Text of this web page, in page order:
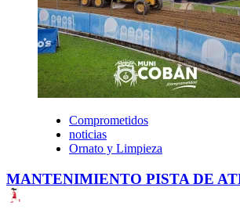
Comprometidos
noticias
Ornato y Limpieza
MANTENIMIENTO PISTA DE